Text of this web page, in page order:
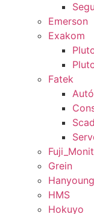
Emerson
Exakom
Fatek
Grein
HMS
Hokuyo